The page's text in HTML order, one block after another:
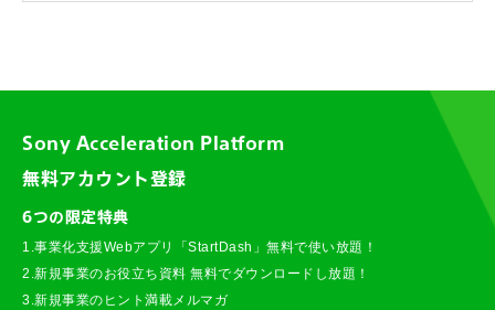
Sony Acceleration Platform
無料アカウント登録
6つの限定特典
1.事業化支援Webアプリ「StartDash」無料で使い放題！
2.新規事業のお役立ち資料 無料でダウンロードし放題！
3.新規事業のヒント満載メルマガ